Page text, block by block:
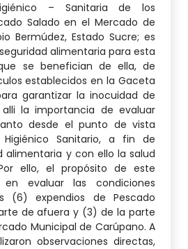
– Sanitaria de los
Salado en el Mercado de
Bermúdez, Estado Sucre; es
alimentaria para esta
se benefician de ella, de
establecidos en la Gaceta
garantizar la inocuidad de
la importancia de evaluar
desde el punto de vista
Sanitario, a fin de
alimentaria y con ello la salud
ello, el propósito de este
en evaluar las condiciones
(6) expendios de Pescado
de afuera y (3) de la parte
Municipal de Carúpano. A
observaciones directas,